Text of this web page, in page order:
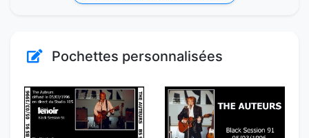
Pochettes personnalisées